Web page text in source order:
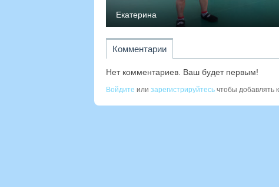
Екатерина
Комментарии
Нет комментариев. Ваш будет первым!
Войдите или зарегистрируйтесь чтобы добавлять